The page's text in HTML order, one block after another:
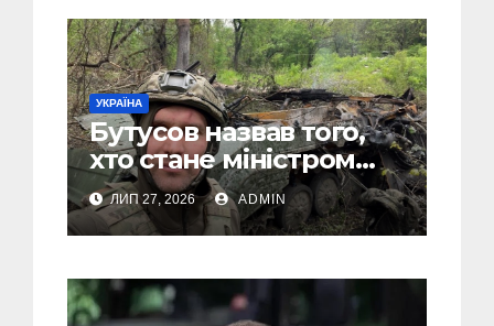
УКРАЇНА
Бутусов назвав того,
хто стане міністром
оборони України, і
пояснив, чому інакше
не може бути
ЛИП 27, 2026 ADMIN